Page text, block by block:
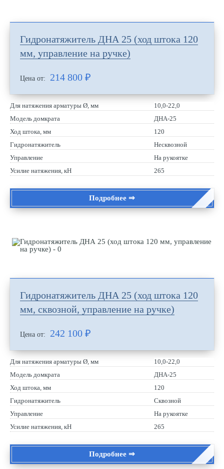
Гидронатяжитель ДНА 25 (ход штока 120
мм, управление на ручке)
Цена от: 214 800 ₽
Для натяжения арматуры Ø, мм
10,0-22,0
Модель домкрата
ДНА-25
Ход штока, мм
120
Гидронатяжитель
Несквозной
Управление
На рукоятке
Усилие натяжения, кН
265
Подробнее ⇒
Гидронатяжитель ДНА 25 (ход штока 120
мм, сквозной, управление на ручке)
Цена от: 242 100 ₽
Для натяжения арматуры Ø, мм
10,0-22,0
Модель домкрата
ДНА-25
Ход штока, мм
120
Гидронатяжитель
Сквозной
Управление
На рукоятке
Усилие натяжения, кН
265
Подробнее ⇒